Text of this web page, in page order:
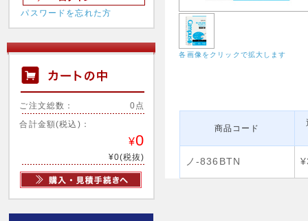
パスワードを忘れた方
ご注文総数： 0点
合計金額(税込)：
¥0
¥0(税抜)
各画像をクリックで拡大します
商品コード
ノ-836BTN